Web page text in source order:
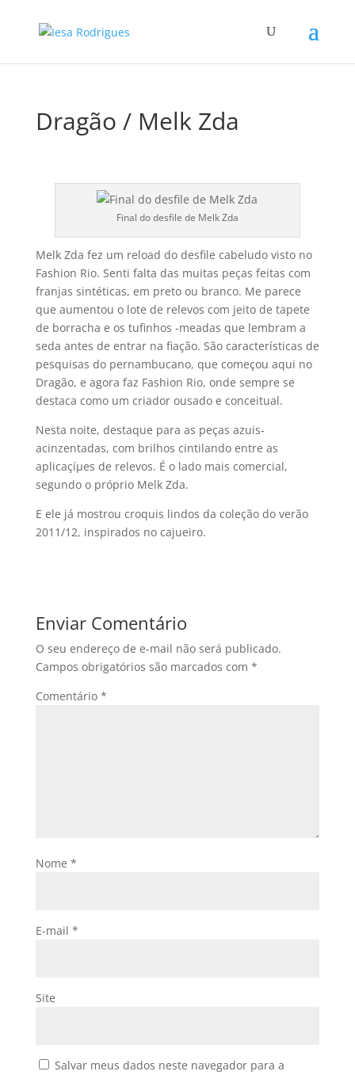
Dragão / Melk Zda
Final do desfile de Melk Zda
Melk Zda fez um reload do desfile cabeludo visto no
Fashion Rio. Senti falta das muitas peças feitas com
franjas sintéticas, em preto ou branco. Me parece
que aumentou o lote de relevos com jeito de tapete
de borracha e os tufinhos -meadas que lembram a
seda antes de entrar na fiação. São caracterí­sticas de
pesquisas do pernambucano, que começou aqui no
Dragão, e agora faz Fashion Rio, onde sempre se
destaca como um criador ousado e conceitual.
Nesta noite, destaque para as peças azuis-
acinzentadas, com brilhos cintilando entre as
aplicaçíµes de relevos. É o lado mais comercial,
segundo o próprio Melk Zda.
E ele já mostrou croquis lindos da coleção do verão
2011/12, inspirados no cajueiro.
Enviar Comentário
O seu endereço de e-mail não será publicado.
Campos obrigatórios são marcados com *
Comentário *
Nome *
E-mail *
Site
Salvar meus dados neste navegador para a